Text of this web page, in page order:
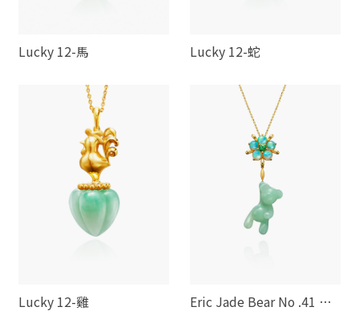
Lucky 12-馬 Lucky 12-蛇
Lucky 12-雞
Eric Jade Bear No .41 煙